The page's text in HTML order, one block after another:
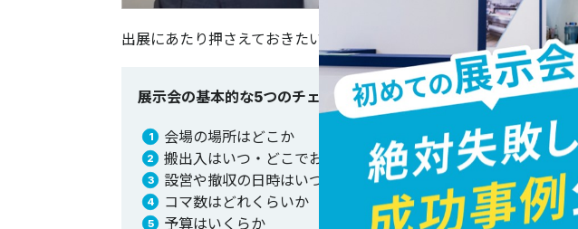
出展にあたり押さえておきたい基本的なポイントは、以下の5つです。
展示会の基本的な5つのチェックポイント
会場の場所はどこか
搬出入はいつ・どこでおこなうのか
設営や撤収の日時はいつか
コマ数はどれくらいか
予算はいくらか